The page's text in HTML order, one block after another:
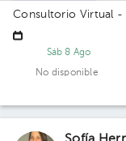
Consultorio Virtual -
Sáb 8 Ago
No disponible